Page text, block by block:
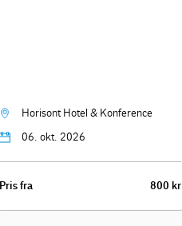
Horisont Hotel & Konference
06. okt. 2026
Pris fra 800 kr